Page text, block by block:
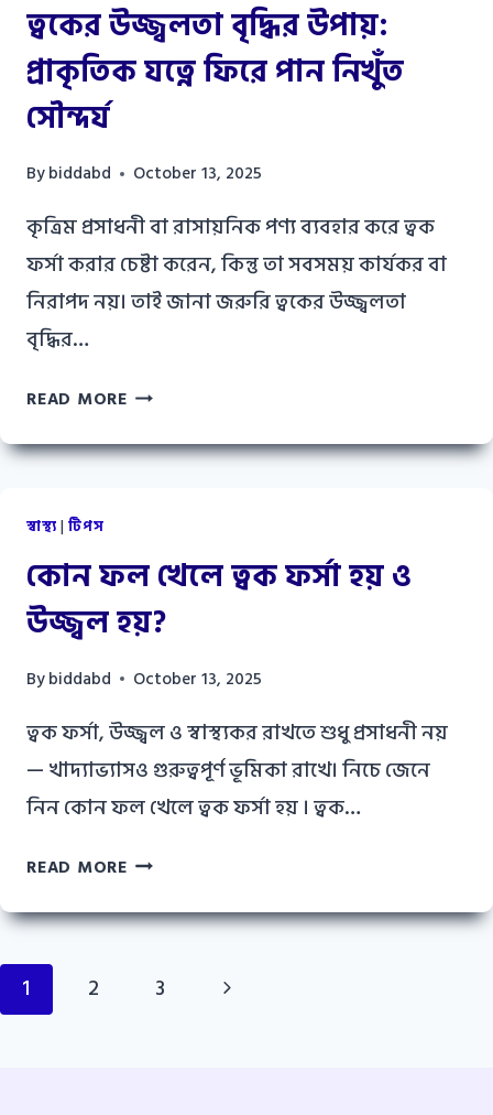
ত্বকের উজ্জ্বলতা বৃদ্ধির উপায়:
প্রাকৃতিক যত্নে ফিরে পান নিখুঁত
সৌন্দর্য
Bybiddabd October 13, 2025
কৃত্রিম প্রসাধনী বা রাসায়নিক পণ্য ব্যবহার করে ত্বক
ফর্সা করার চেষ্টা করেন, কিন্তু তা সবসময় কার্যকর বা
নিরাপদ নয়। তাই জানা জরুরি ত্বকের উজ্জ্বলতা
বৃদ্ধির…
READ MOREত্বকের
বৃদ্ধির
ফিরে
নিখুঁত
স্বাস্থ্য|টিপস
কোন ফল খেলে ত্বক ফর্সা হয় ও
উজ্জ্বল হয়?
Bybiddabd October 13, 2025
ত্বক ফর্সা, উজ্জ্বল ও স্বাস্থ্যকর রাখতে শুধু প্রসাধনী নয়
— খাদ্যাভ্যাসও গুরুত্বপূর্ণ ভূমিকা রাখে। নিচে জেনে
নিন কোন ফল খেলে ত্বক ফর্সা হয় । ত্বক…
READ MOREকোন
খেলে
ফর্সা
Page
navigation
1 2 3
Next